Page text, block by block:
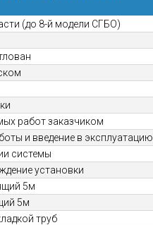
(до 8-й модели СГБО)
работ заказчиком
и введение в эксплуатацию
системы
установки
5м
5м
труб